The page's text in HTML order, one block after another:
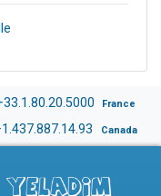
France
Canada